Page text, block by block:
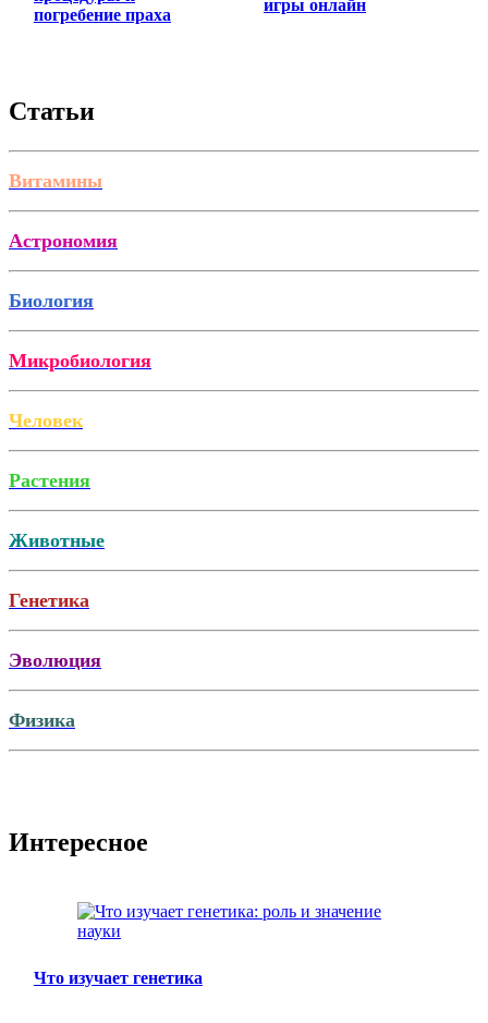
погребение праха
игры онлайн
Статьи
Витамины
Астрономия
Биология
Микробиология
Человек
Растения
Животные
Генетика
Эволюция
Физика
Интересное
Что изучает генетика